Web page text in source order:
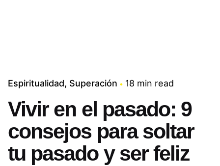
Espiritualidad Superación 18 min read
Vivir en el pasado: 9
consejos para soltar
tu pasado y ser feliz